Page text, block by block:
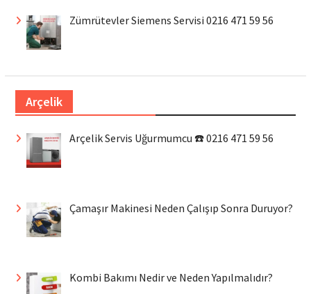
Zümrütevler Siemens Servisi 0216 471 59 56
Arçelik
Arçelik Servis Uğurmumcu ☎️ 0216 471 59 56
Çamaşır Makinesi Neden Çalışıp Sonra Duruyor?
Kombi Bakımı Nedir ve Neden Yapılmalıdır?